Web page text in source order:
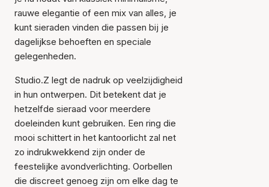
rauwe elegantie of een mix van alles, je
kunt sieraden vinden die passen bij je
dagelijkse behoeften en speciale
gelegenheden.
Studio.Z legt de nadruk op veelzijdigheid
in hun ontwerpen. Dit betekent dat je
hetzelfde sieraad voor meerdere
doeleinden kunt gebruiken. Een ring die
mooi schittert in het kantoorlicht zal net
zo indrukwekkend zijn onder de
feestelijke avondverlichting. Oorbellen
die discreet genoeg zijn om elke dag te